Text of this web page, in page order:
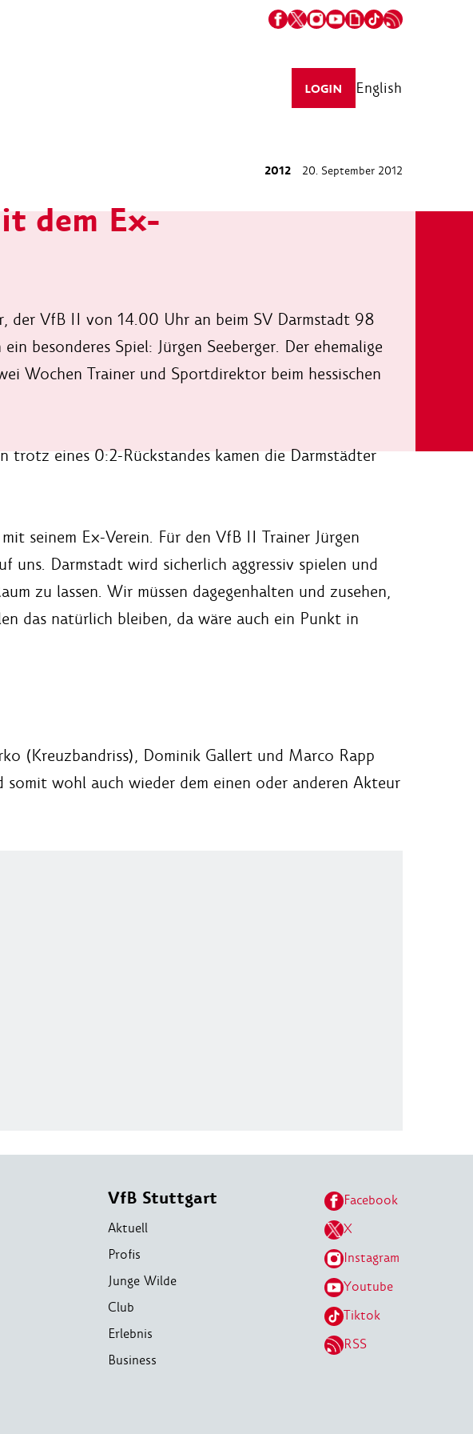
LOGIN English
2012 20. September 2012
dem Ex-
der VfB II von 14.00 Uhr an beim SV Darmstadt 98
besonderes Spiel: Jürgen Seeberger. Der ehemalige
Wochen Trainer und Sportdirektor beim hessischen
trotz eines 0:2-Rückstandes kamen die Darmstädter
seinem Ex-Verein. Für den VfB II Trainer Jürgen
uns. Darmstadt wird sicherlich aggressiv spielen und
zu lassen. Wir müssen dagegenhalten und zusehen,
das natürlich bleiben, da wäre auch ein Punkt in
(Kreuzbandriss), Dominik Gallert und Marco Rapp
wohl auch wieder dem einen oder anderen Akteur
VfB Stuttgart
Aktuell
Profis
Junge Wilde
Club
Erlebnis
Business
Facebook
X
Instagram
Youtube
Tiktok
RSS